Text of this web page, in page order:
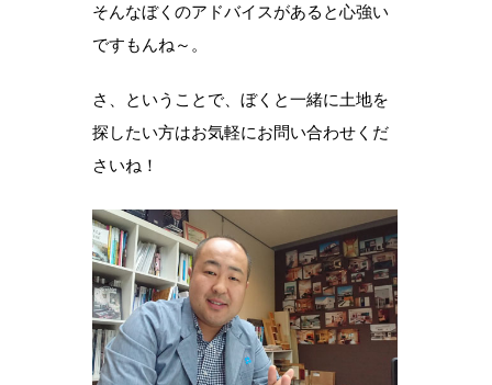
そんなぼくのアドバイスがあると心強い
ですもんね～。
さ、ということで、ぼくと一緒に土地を
探したい方はお気軽にお問い合わせくだ
さいね！